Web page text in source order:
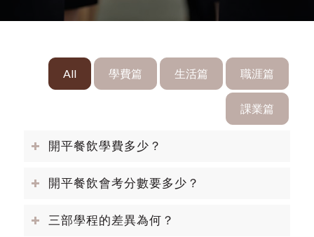
All 學費篇 生活篇 職涯篇
課業篇
開平餐飲學費多少？
開平餐飲會考分數要多少？
三部學程的差異為何？